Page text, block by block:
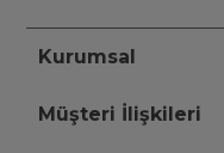
Kurumsal
Müşteri İlişkileri